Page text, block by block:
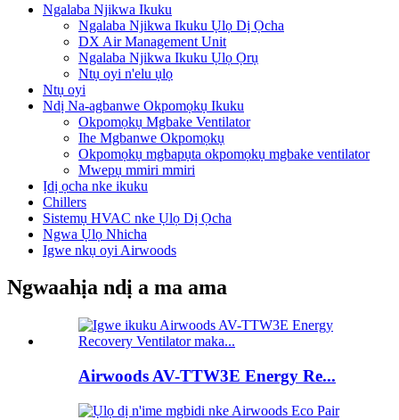
Ngalaba Njikwa Ikuku
Ngalaba Njikwa Ikuku Ụlọ Dị Ọcha
DX Air Management Unit
Ngalaba Njikwa Ikuku Ụlọ Ọrụ
Ntụ oyi n'elu ụlọ
Ntụ oyi
Ndị Na-agbanwe Okpomọkụ Ikuku
Okpomọkụ Mgbake Ventilator
Ihe Mgbanwe Okpomọkụ
Okpomọkụ mgbapụta okpomọkụ mgbake ventilator
Mwepụ mmiri mmiri
Ịdị ọcha nke ikuku
Chillers
Sistemụ HVAC nke Ụlọ Dị Ọcha
Ngwa Ụlọ Nhicha
Igwe nkụ oyi Airwoods
Ngwaahịa ndị a ma ama
Airwoods AV-TTW3E Energy Re...